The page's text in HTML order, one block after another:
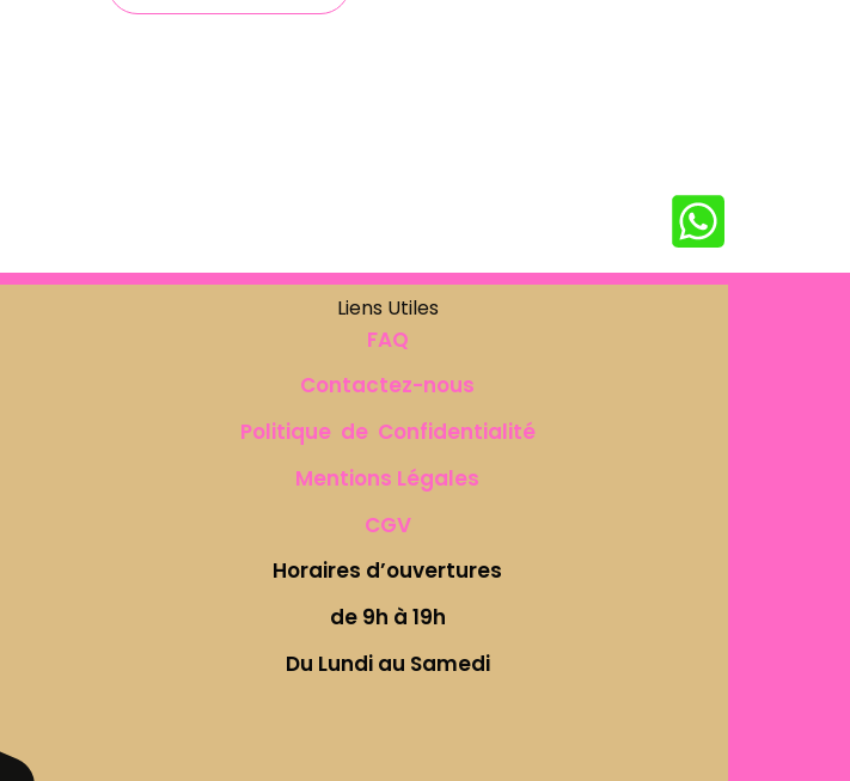
Liens Utiles
FAQ
Contactez-nous
Politique de Confidentialité
Mentions Légales
CGV
Horaires d’ouvertures
de 9h à 19h
Du Lundi au Samedi